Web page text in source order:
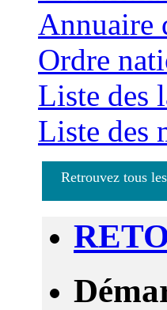
Annuaire
Ordre
Liste des
Liste des
Retrouvez tous